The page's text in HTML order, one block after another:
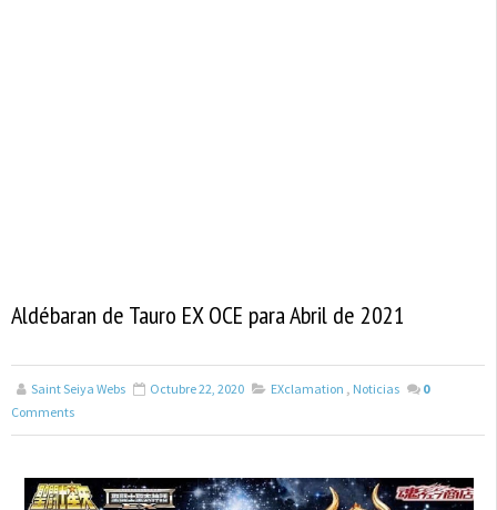
Aldébaran de Tauro EX OCE para Abril de 2021
Saint Seiya Webs Octubre 22, 2020 EXclamation , Noticias
0
Comments